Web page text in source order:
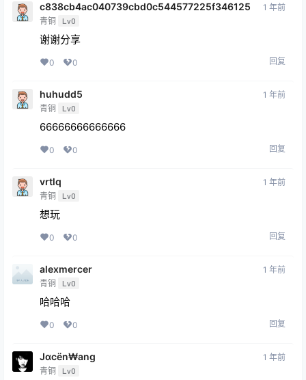
c838cb4ac040739cbd0c544577225f346125
青铜 Lv0
1 年前
谢谢分享
0 0 回复
huhudd5
青铜 Lv0
1 年前
66666666666666
0 0 回复
vrtlq
青铜 Lv0
1 年前
想玩
0 0 回复
alexmercer
青铜 Lv0
1 年前
哈哈哈
0 0 回复
Jαcёn₩ang
青铜 Lv0
1 年前